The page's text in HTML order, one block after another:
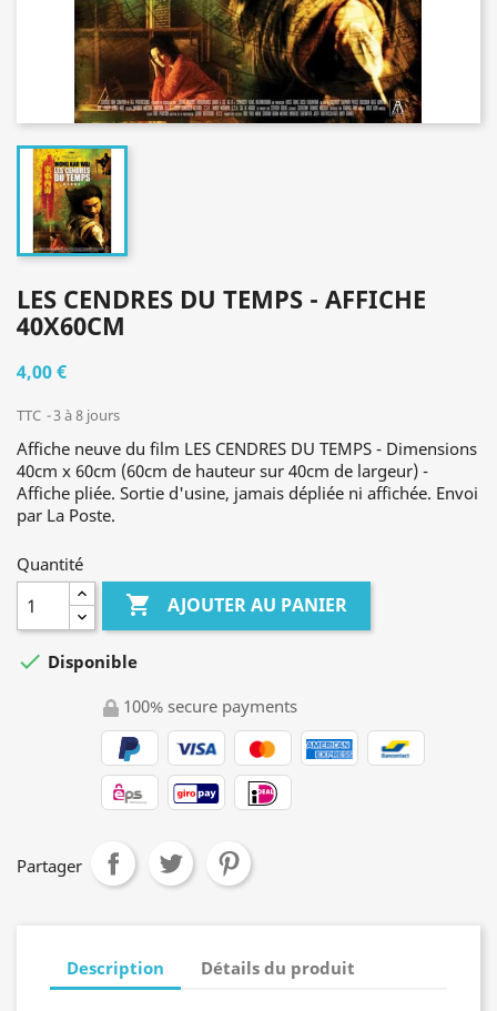
LES CENDRES DU TEMPS - AFFICHE
40X60CM
4,00 €
TTC 3 à 8 jours
Affiche neuve du film LES CENDRES DU TEMPS - Dimensions
40cm x 60cm (60cm de hauteur sur 40cm de largeur) -
Affiche pliée. Sortie d'usine, jamais dépliée ni affichée. Envoi
par La Poste.
Quantité
 AJOUTER AU PANIER
 Disponible
100% secure payments
Partager
Description Détails du produit